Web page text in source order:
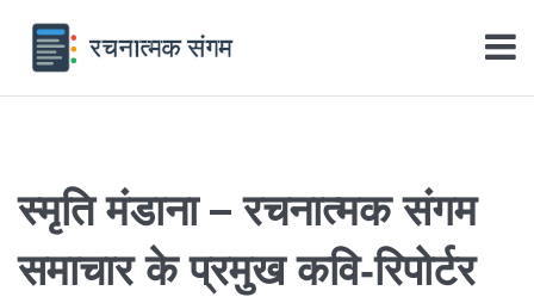
स्मृति मंडाना – रचनात्मक संगम
समाचार के प्रमुख कवि‑रिपोर्टर